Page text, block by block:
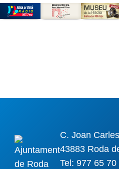
C. Joan
43883 Roda
Tel: 977 65 70